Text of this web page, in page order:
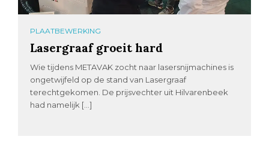
PLAATBEWERKING
Lasergraaf groeit hard
Wie tijdens METAVAK zocht naar lasersnijmachines is
ongetwijfeld op de stand van Lasergraaf
terechtgekomen. De prijsvechter uit Hilvarenbeek
had namelijk […]